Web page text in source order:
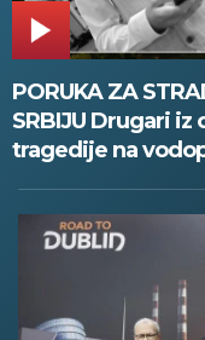
PORUKA ZA
SRBIJU Drugari
tragedije na